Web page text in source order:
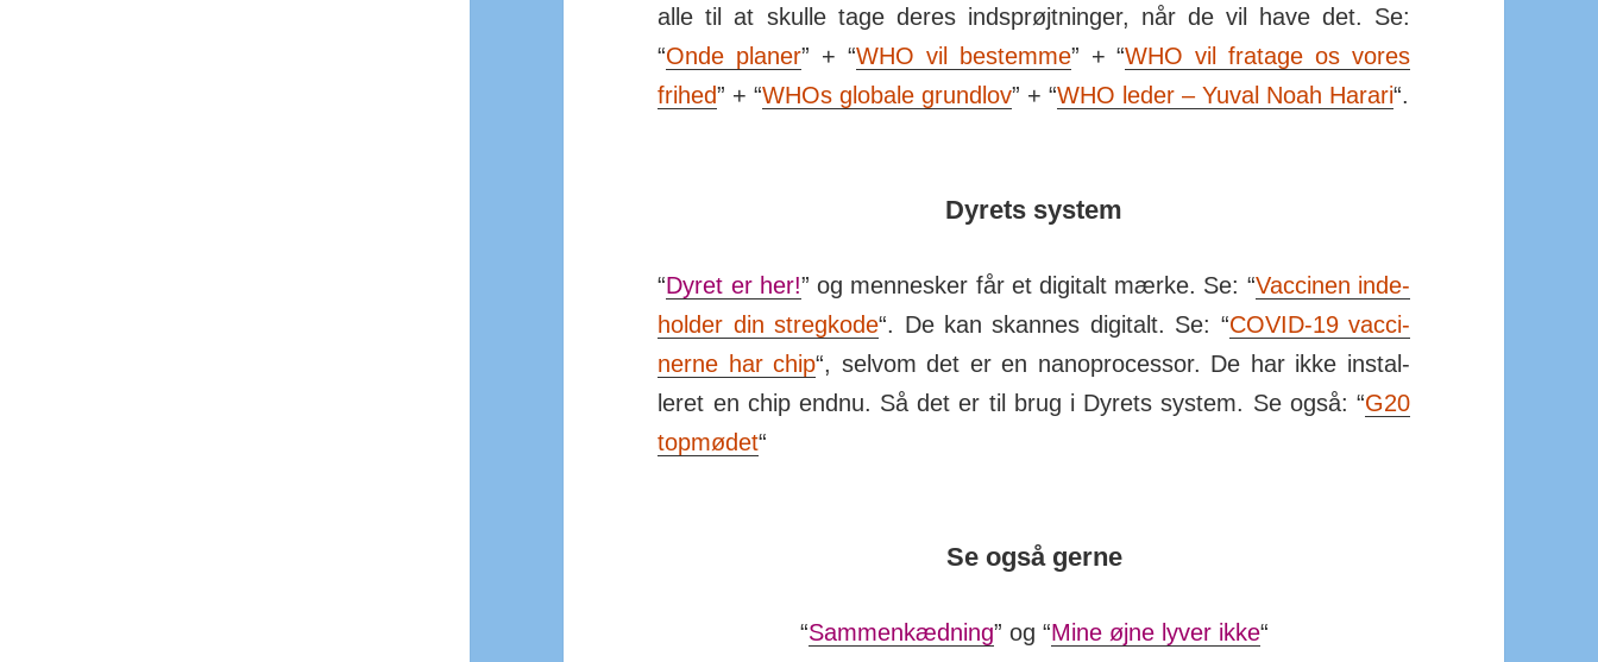
alle til at skulle tage deres ind­sprøjt­ninger, når de vil have det. Se:
“Onde planer” + “WHO vil be­stemme” + “WHO vil fra­tage os vores
frihed” + “WHOs glo­bale grundlov” + “WHO leder – Yuval Noah Harari“.
Dyrets system
“Dyret er her!” og men­nesker får et digi­talt mærke. Se: “Vac­cinen inde­
holder din streg­kode“. De kan skannes digi­talt. Se: “COVID-19 vac­ci­
nerne har chip“, selvom det er en nano­pro­cessor. De har ikke in­stal­
leret en chip endnu. Så det er til brug i Dyrets system. Se også: “G20
top­mødet“
Se også gerne
“Sammenkædning” og “Mine øjne lyver ikke“